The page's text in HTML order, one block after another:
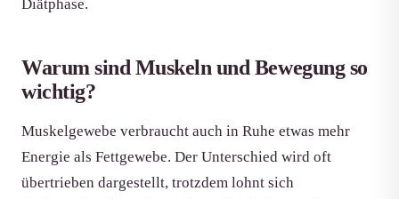
Diätphase.
Warum sind Muskeln und Bewegung so
wichtig?
Muskelgewebe verbraucht auch in Ruhe etwas mehr
Energie als Fettgewebe. Der Unterschied wird oft
übertrieben dargestellt, trotzdem lohnt sich